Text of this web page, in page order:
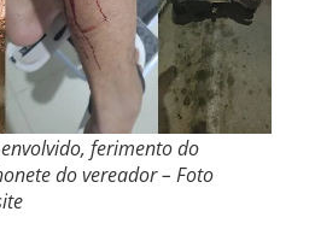
ferimento do
do vereador – Foto